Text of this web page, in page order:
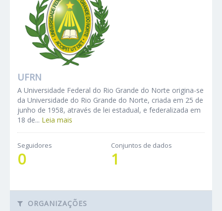
UFRN
A Universidade Federal do Rio Grande do Norte origina-se
da Universidade do Rio Grande do Norte, criada em 25 de
junho de 1958, através de lei estadual, e federalizada em
18 de... Leia mais
Seguidores
0
Conjuntos de dados
1
ORGANIZAÇÕES